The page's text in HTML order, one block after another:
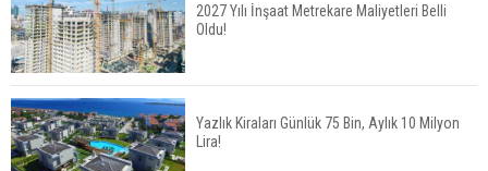
ABD'de İnşaat Harcamaları Geriledi
Tercih Döneminde Barınma Telaşı Başladı
2027 Yılı İnşaat Metrekare Maliyetleri Belli
Oldu!
Yazlık Kiraları Günlük 75 Bin, Aylık 10 Milyon
Lira!